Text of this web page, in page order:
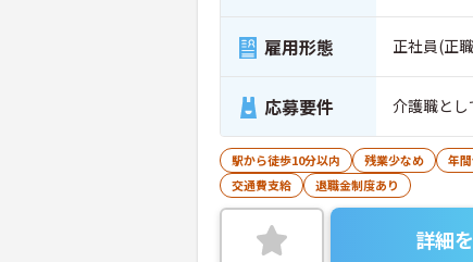
雇用形態 正社員(正
応募要件 介護職と
駅から徒歩10分以内 残業少なめ 年
交通費支給
退職金制度あり
詳細